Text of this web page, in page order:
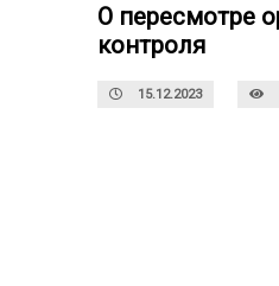
О пересмотре
контроля
15.12.2023